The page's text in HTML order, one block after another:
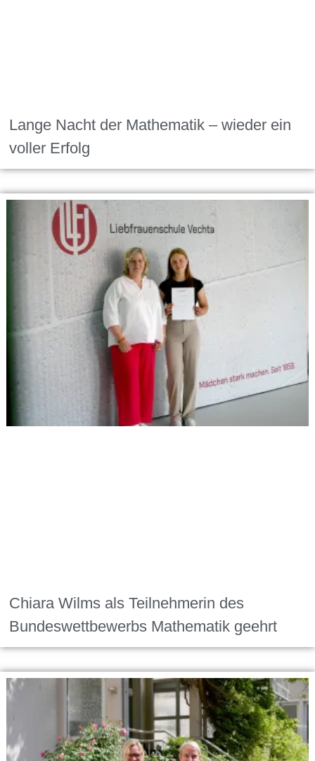
Lange Nacht der Mathematik – wieder ein
voller Erfolg
Chiara Wilms als Teilnehmerin des
Bundeswettbewerbs Mathematik geehrt